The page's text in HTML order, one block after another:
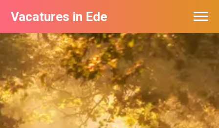
Vacatures in Ede
Vacatures bij bedrijven in Ede